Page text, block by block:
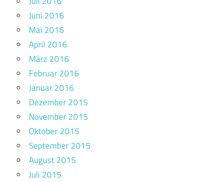
Juni 2016
Mai 2016
April 2016
März 2016
Februar 2016
Januar 2016
Dezember 2015
November 2015
Oktober 2015
September 2015
August 2015
Juli 2015